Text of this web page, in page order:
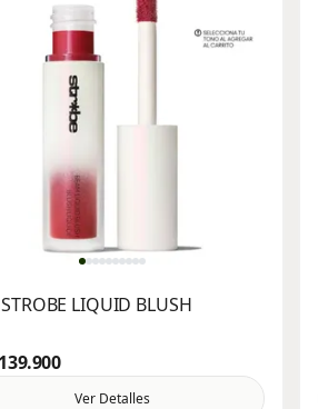
LIQUID BLUSH
Ver Detalles